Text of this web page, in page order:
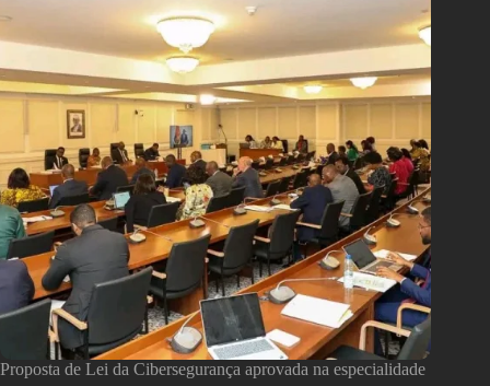
Proposta de Lei da Cibersegurança aprovada na especialidade